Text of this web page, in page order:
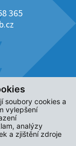
soubory cookies a
vylepšení
analýzy
a zjištění zdroje
365